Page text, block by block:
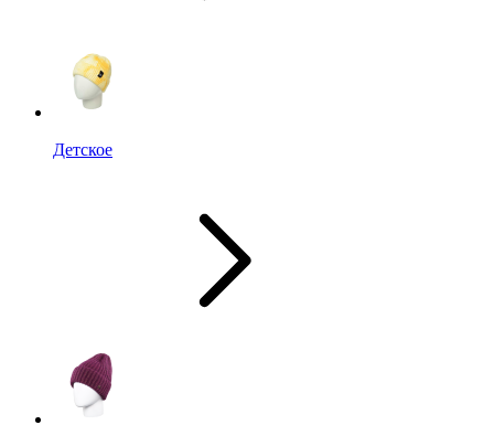
Детское